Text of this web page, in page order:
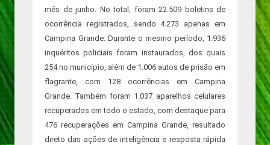
mês de junho. No total, foram 22.509 boletins de
ocorrência registrados, sendo 4.273 apenas em
Campina Grande. Durante o mesmo período, 1.936
inquéritos policiais foram instaurados, dos quais
254 no município, além de 1.006 autos de prisão em
flagrante, com 128 ocorrências em Campina
Grande. Também foram 1.037 aparelhos celulares
recuperados em todo o estado, com destaque para
476 recuperações em Campina Grande, resultado
direto das ações de inteligência e resposta rápida